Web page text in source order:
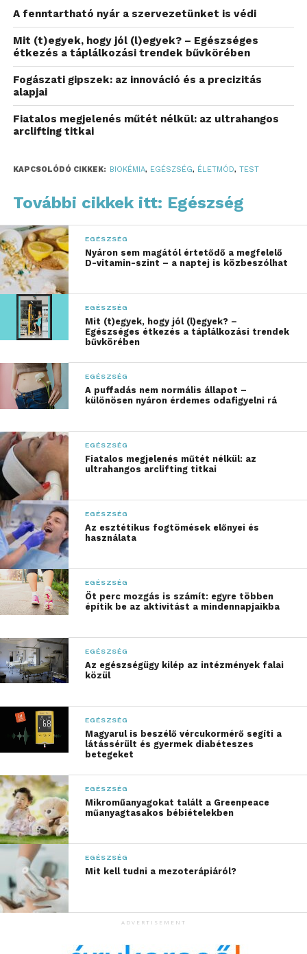
beszél, hogyan „javulhat a mentális állapotunk”,
hogyan „erősödjünk fejben”, hogyan „dől el
minden a lélekben”. A Draconic Technology
szellemi vezetője és a Synbiotic Laboratory
alapítója, Goda Gábor vegyészmérnök szerint
azonban ez a szemlélet félrevisz. Nem azért, mert
a mentális egészség nem fontos, hanem mert nem
ott kezdődik, ahol ma keressük
Az egészséges
annak pusztán következménye
A gondolkodás, a
nem pszichológiai, hanem biokémiai folyamatok
„Túlzásba estünk azzal,
hogy mindent a mentális
egészségre vezetünk
vissza. A mentális
működés nem a lélek
misztikus terepe. A
mentális működés
biokémiai és mikrobiális
talajon áll.”
– mondja Goda Gábor.
magadról, ha a tested
biokémiai értelemben
kimerült, a motiváció, a
fókusz és a teljesítmény
nem tud megjelenni.”
A szakember szerint a magyar lakosság
jelentős része nem lelki okokból fáradt, hanem
biológiai értelemben túlterhelt, alul vagy
túldozírozott.
Ezt az alábbi kutatások eredményei is
alátámasztják.
A fenntartható nyár a szervezetünket is védi
Mit (t)egyek, hogy jól (l)egyek? – Egészséges
étkezés a táplálkozási trendek bűvkörében
Fogászati gipszek: az innováció és a precizitás
alapjai
Fiatalos megjelenés műtét nélkül: az ultrahangos
arclifting titkai
KAPCSOLÓDÓ CIKKEK: BIOKÉMIA, EGÉSZSÉG, ÉLETMÓD, TEST
További cikkek itt: Egészség
EGÉSZSÉG
Nyáron sem magától értetődő a megfelelő
D-vitamin-szint – a naptej is közbeszólhat
EGÉSZSÉG
Mit (t)egyek, hogy jól (l)egyek? –
Egészséges étkezés a táplálkozási trendek
bűvkörében
EGÉSZSÉG
A puffadás nem normális állapot –
különösen nyáron érdemes odafigyelni rá
EGÉSZSÉG
Fiatalos megjelenés műtét nélkül: az
ultrahangos arclifting titkai
EGÉSZSÉG
Az esztétikus fogtömések előnyei és
használata
EGÉSZSÉG
Öt perc mozgás is számít: egyre többen
építik be az aktivitást a mindennapjaikba
EGÉSZSÉG
Az egészségügy kilép az intézmények falai
közül
EGÉSZSÉG
Magyarul is beszélő vércukormérő segíti a
látássérült és gyermek diabéteszes
betegeket
EGÉSZSÉG
Mikroműanyagokat talált a Greenpeace
műanyagtasakos bébiételekben
EGÉSZSÉG
Mit kell tudni a mezoterápiáról?
ADVERTISEMENT